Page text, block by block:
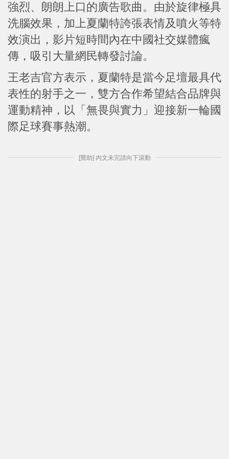
強烈、朗朗上口的廣告歌曲。由於旋律極具
洗腦效果，加上夏蘭特誇張表情及噴火等特
效演出，影片短時間內在中國社交媒體瘋
傳，吸引大量網民轉發討論。
王老吉官方表示，夏蘭特是當今足壇最具代
表性的射手之一，雙方合作希望結合品牌與
運動精神，以「無畏與實力」迎接新一輪國
際足球賽事熱潮。
[贊助] 內文未完請向下滾動